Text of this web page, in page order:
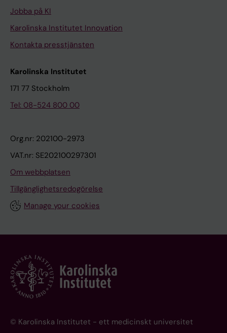
Jobba på KI
Karolinska Institutet Innovation
Kontakta presstjänsten
Karolinska Institutet
171 77 Stockholm
Tel: 08-524 800 00
Org.nr: 202100-2973
VAT.nr: SE202100297301
Om webbplatsen
Tillgänglighetsredogörelse
Manage your cookies
© Karolinska Institutet - ett medicinskt universitet